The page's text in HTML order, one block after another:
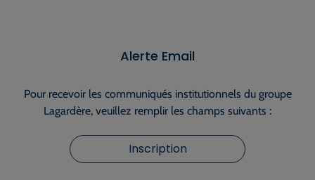
Alerte Email
Pour recevoir les communiqués institutionnels du groupe
Lagardère, veuillez remplir les champs suivants :
Inscription